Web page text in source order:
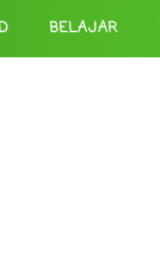
BELAJAR